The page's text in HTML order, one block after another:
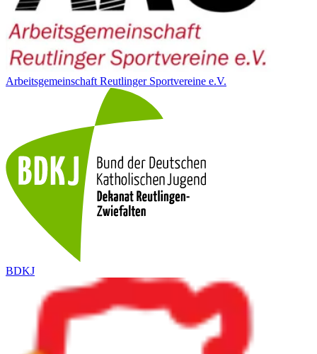
Arbeitsgemeinschaft Reutlinger Sportvereine e.V.
BDKJ